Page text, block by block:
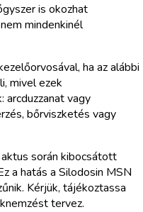
is okozhat
mindenkinél
ha az alábbi
mivel ezek
arcduzzanat vagy
bőrviszketés vagy
során kibocsátott
a hatás a Silodosin MSN
Kérjük, tájékoztassa
tervez.